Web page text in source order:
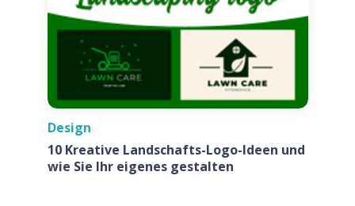
Design
10 Kreative Landschafts-Logo-Ideen und
wie Sie Ihr eigenes gestalten